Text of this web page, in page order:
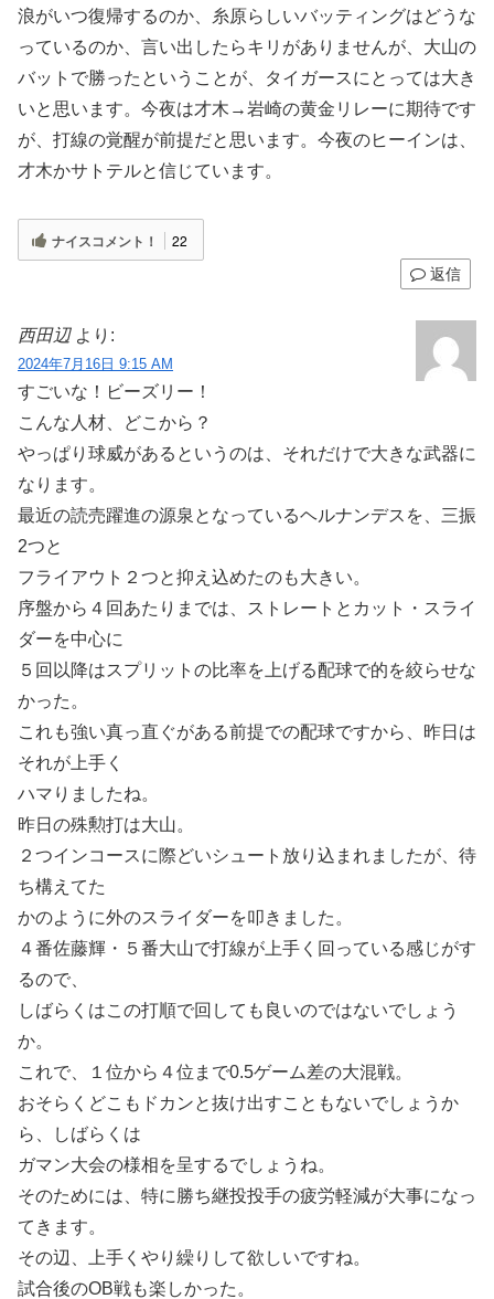
浪がいつ復帰するのか、糸原らしいバッティングはどうな
っているのか、言い出したらキリがありませんが、大山の
バットで勝ったということが、タイガースにとっては大き
いと思います。今夜は才木→岩崎の黄金リレーに期待です
が、打線の覚醒が前提だと思います。今夜のヒーインは、
才木かサトテルと信じています。
ナイスコメント！ 22
返信
西田辺 より:
2024年7月16日 9:15 AM
すごいな！ビーズリー！
こんな人材、どこから？
やっぱり球威があるというのは、それだけで大きな武器に
なります。
最近の読売躍進の源泉となっているヘルナンデスを、三振
2つと
フライアウト２つと抑え込めたのも大きい。
序盤から４回あたりまでは、ストレートとカット・スライ
ダーを中心に
５回以降はスプリットの比率を上げる配球で的を絞らせな
かった。
これも強い真っ直ぐがある前提での配球ですから、昨日は
それが上手く
ハマりましたね。
昨日の殊勲打は大山。
２つインコースに際どいシュート放り込まれましたが、待
ち構えてた
かのように外のスライダーを叩きました。
４番佐藤輝・５番大山で打線が上手く回っている感じがす
るので、
しばらくはこの打順で回しても良いのではないでしょう
か。
これで、１位から４位まで0.5ゲーム差の大混戦。
おそらくどこもドカンと抜け出すこともないでしょうか
ら、しばらくは
ガマン大会の様相を呈するでしょうね。
そのためには、特に勝ち継投投手の疲労軽減が大事になっ
てきます。
その辺、上手くやり繰りして欲しいですね。
試合後のOB戦も楽しかった。